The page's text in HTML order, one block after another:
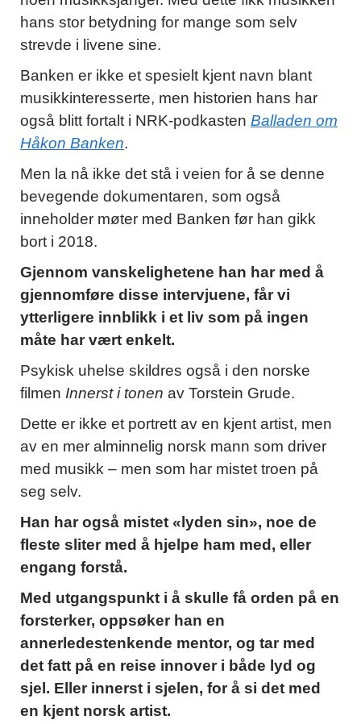
hans stor betydning for mange som selv
strevde i livene sine.
Banken er ikke et spesielt kjent navn blant
musikkinteresserte, men historien hans har
også blitt fortalt i NRK-podkasten Balladen om
Håkon Banken.
Men la nå ikke det stå i veien for å se denne
bevegende dokumentaren, som også
inneholder møter med Banken før han gikk
bort i 2018.
Gjennom vanskelighetene han har med å
gjennomføre disse intervjuene, får vi
ytterligere innblikk i et liv som på ingen
måte har vært enkelt.
Psykisk uhelse skildres også i den norske
filmen Innerst i tonen av Torstein Grude.
Dette er ikke et portrett av en kjent artist, men
av en mer alminnelig norsk mann som driver
med musikk – men som har mistet troen på
seg selv.
Han har også mistet «lyden sin», noe de
fleste sliter med å hjelpe ham med, eller
engang forstå.
Med utgangspunkt i å skulle få orden på en
forsterker, oppsøker han en
annerledestenkende mentor, og tar med
det fatt på en reise innover i både lyd og
sjel. Eller innerst i sjelen, for å si det med
en kjent norsk artist.